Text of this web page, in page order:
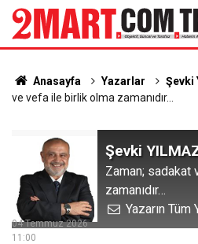
Anasayfa Yazarlar Şevki
ve vefa ile birlik olma zamanıdır…
Şevki
Zaman;
zamanıdır…
Yazarın Tüm
11:00
04 Temmuz 2026